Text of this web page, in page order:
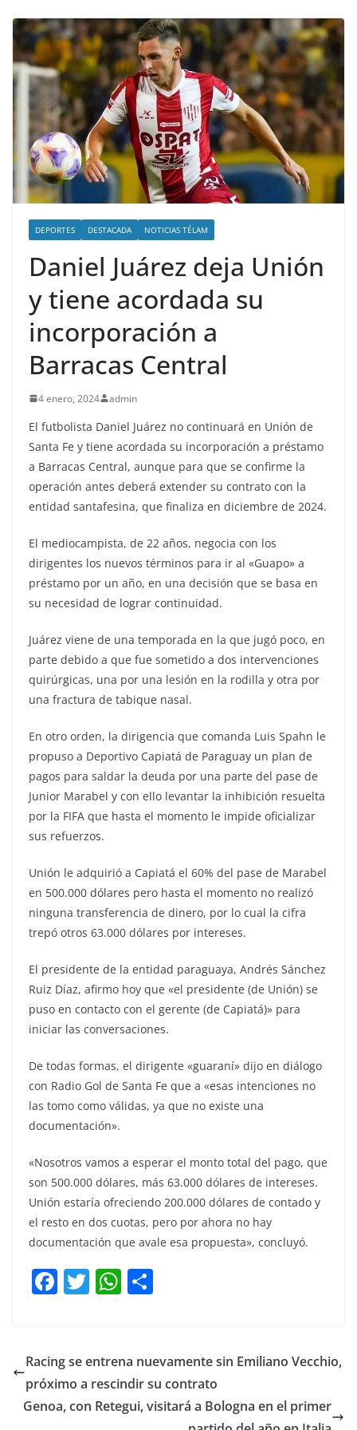
DEPORTES DESTACADA NOTICIAS TÉLAM
Daniel Juárez deja Unión
y tiene acordada su
incorporación a
Barracas Central
4 enero, 2024 admin
El futbolista Daniel Juárez no continuará en Unión de
Santa Fe y tiene acordada su incorporación a préstamo
a Barracas Central, aunque para que se confirme la
operación antes deberá extender su contrato con la
entidad santafesina, que finaliza en diciembre de 2024.
El mediocampista, de 22 años, negocia con los
dirigentes los nuevos términos para ir al «Guapo» a
préstamo por un año, en una decisión que se basa en
su necesidad de lograr continuidad.
Juárez viene de una temporada en la que jugó poco, en
parte debido a que fue sometido a dos intervenciones
quirúrgicas, una por una lesión en la rodilla y otra por
una fractura de tabique nasal.
En otro orden, la dirigencia que comanda Luis Spahn le
propuso a Deportivo Capiatá de Paraguay un plan de
pagos para saldar la deuda por una parte del pase de
Junior Marabel y con ello levantar la inhibición resuelta
por la FIFA que hasta el momento le impide oficializar
sus refuerzos.
Unión le adquirió a Capiatá el 60% del pase de Marabel
en 500.000 dólares pero hasta el momento no realizó
ninguna transferencia de dinero, por lo cual la cifra
trepó otros 63.000 dólares por intereses.
El presidente de la entidad paraguaya, Andrés Sánchez
Ruiz Díaz, afirmo hoy que «el presidente (de Unión) se
puso en contacto con el gerente (de Capiatá)» para
iniciar las conversaciones.
De todas formas, el dirigente «guaraní» dijo en diálogo
con Radio Gol de Santa Fe que a «esas intenciones no
las tomo como válidas, ya que no existe una
documentación».
«Nosotros vamos a esperar el monto total del pago, que
son 500.000 dólares, más 63.000 dólares de intereses.
Unión estaría ofreciendo 200.000 dólares de contado y
el resto en dos cuotas, pero por ahora no hay
documentación que avale esa propuesta», concluyó.
F
a
e
b
o
T
w
er
W
h
s
A
p
p
ar
tir
Racing se entrena nuevamente sin Emiliano Vecchio,
próximo a rescindir su contrato
Genoa, con Retegui, visitará a Bologna en el primer